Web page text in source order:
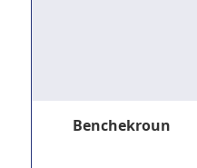
Benchekroun